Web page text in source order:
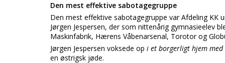
Den mest effektive sabotagegruppe
Den mest effektive sabotagegruppe var Afdeling
Jørgen Jespersen, der som nittenårig gymnasieelev
Maskinfabrik, Hærens Våbenarsenal, Torotor og
Jørgen Jespersen voksede op i et borgerligt hjem
en østrigsk jøde.